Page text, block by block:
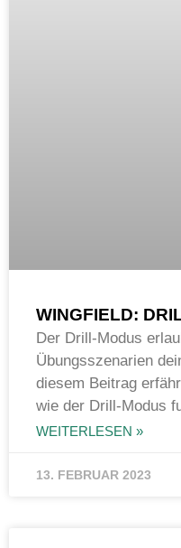
WINGFIELD:
Der Drill-Modus
Übungsszenarien
diesem Beitrag
wie der Drill-Modus
WEITERLESEN »
13. FEBRUAR 2023